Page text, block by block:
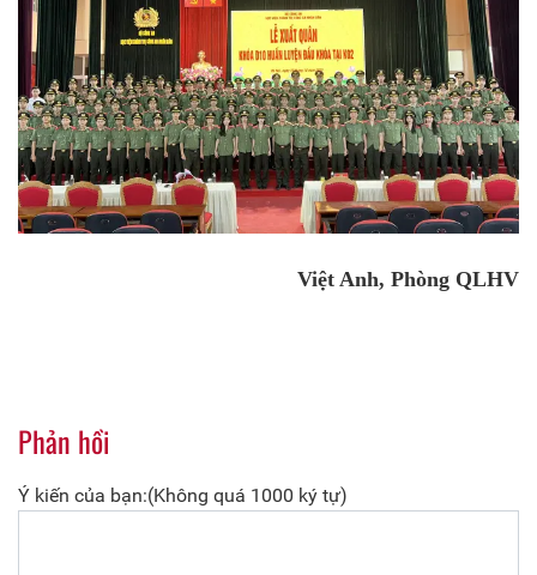
Việt Anh, Phòng QLHV
Phản hồi
Ý kiến của bạn:(Không quá 1000 ký tự)